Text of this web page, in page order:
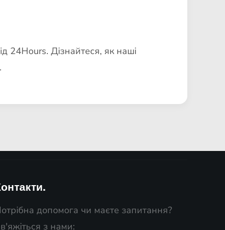
24Hours. Дізнайтеся, як наші
допомога чи маєте запитання?
з нами: